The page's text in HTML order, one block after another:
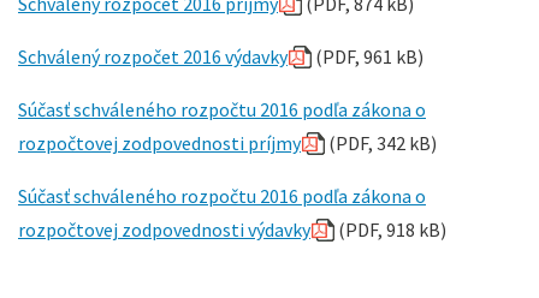
Schválený rozpočet 2016 výdavky (PDF, 961 kB)
Súčasť schváleného rozpočtu 2016 podľa zákona o
rozpočtovej zodpovednosti príjmy
(PDF, 342 kB)
Súčasť schváleného rozpočtu 2016 podľa zákona o
rozpočtovej zodpovednosti výdavky
(PDF, 918 kB)